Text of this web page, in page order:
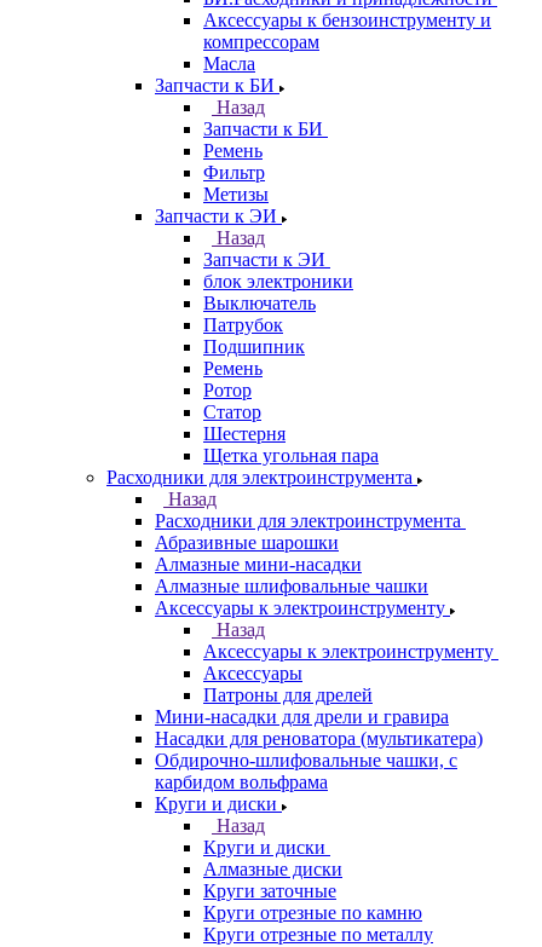
Аксессуары к бензоинструменту и
компрессорам
Масла
Запчасти к БИ
Назад
Запчасти к БИ
Ремень
Фильтр
Метизы
Запчасти к ЭИ
Назад
Запчасти к ЭИ
блок электроники
Выключатель
Патрубок
Подшипник
Ремень
Ротор
Статор
Шестерня
Щетка угольная пара
Расходники для электроинструмента
Назад
Расходники для электроинструмента
Абразивные шарошки
Алмазные мини-насадки
Алмазные шлифовальные чашки
Аксессуары к электроинструменту
Назад
Аксессуары к электроинструменту
Аксессуары
Патроны для дрелей
Мини-насадки для дрели и гравира
Насадки для реноватора (мультикатера)
Обдирочно-шлифовальные чашки, с
карбидом вольфрама
Круги и диски
Назад
Круги и диски
Алмазные диски
Круги заточные
Круги отрезные по камню
Круги отрезные по металлу